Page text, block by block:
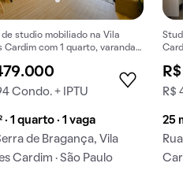
de studio mobiliado na Vila
Cardim com 1 quarto, varanda e
Condo. + IPTU
· 1 quarto · 1 vaga
de Bragança, Vila
Cardim · São Paulo
R$
25